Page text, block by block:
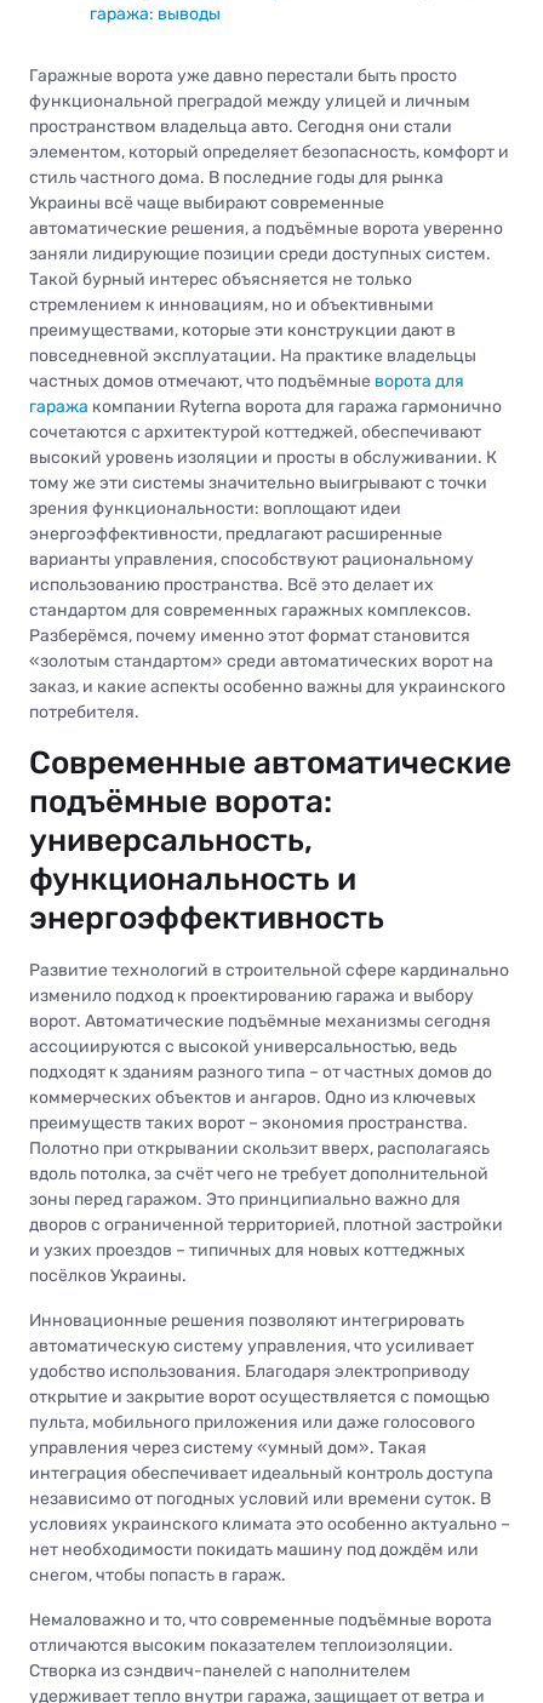
гаража: выводы
Гаражные ворота уже давно перестали быть просто
функциональной преградой между улицей и личным
пространством владельца авто. Сегодня они стали
элементом, который определяет безопасность, комфорт и
стиль частного дома. В последние годы для рынка
Украины всё чаще выбирают современные
автоматические решения, а подъёмные ворота уверенно
заняли лидирующие позиции среди доступных систем.
Такой бурный интерес объясняется не только
стремлением к инновациям, но и объективными
преимуществами, которые эти конструкции дают в
повседневной эксплуатации. На практике владельцы
частных домов отмечают, что подъёмные ворота для
гаража компании Ryterna ворота для гаража гармонично
сочетаются с архитектурой коттеджей, обеспечивают
высокий уровень изоляции и просты в обслуживании. К
тому же эти системы значительно выигрывают с точки
зрения функциональности: воплощают идеи
энергоэффективности, предлагают расширенные
варианты управления, способствуют рациональному
использованию пространства. Всё это делает их
стандартом для современных гаражных комплексов.
Разберёмся, почему именно этот формат становится
«золотым стандартом» среди автоматических ворот на
заказ, и какие аспекты особенно важны для украинского
потребителя.
Современные автоматические
подъёмные ворота:
универсальность,
функциональность и
энергоэффективность
Развитие технологий в строительной сфере кардинально
изменило подход к проектированию гаража и выбору
ворот. Автоматические подъёмные механизмы сегодня
ассоциируются с высокой универсальностью, ведь
подходят к зданиям разного типа – от частных домов до
коммерческих объектов и ангаров. Одно из ключевых
преимуществ таких ворот – экономия пространства.
Полотно при открывании скользит вверх, располагаясь
вдоль потолка, за счёт чего не требует дополнительной
зоны перед гаражом. Это принципиально важно для
дворов с ограниченной территорией, плотной застройки
и узких проездов – типичных для новых коттеджных
посёлков Украины.
Инновационные решения позволяют интегрировать
автоматическую систему управления, что усиливает
удобство использования. Благодаря электроприводу
открытие и закрытие ворот осуществляется с помощью
пульта, мобильного приложения или даже голосового
управления через систему «умный дом». Такая
интеграция обеспечивает идеальный контроль доступа
независимо от погодных условий или времени суток. В
условиях украинского климата это особенно актуально –
нет необходимости покидать машину под дождём или
снегом, чтобы попасть в гараж.
Немаловажно и то, что современные подъёмные ворота
отличаются высоким показателем теплоизоляции.
Створка из сэндвич-панелей с наполнителем
удерживает тепло внутри гаража, защищает от ветра и